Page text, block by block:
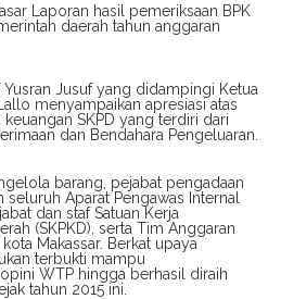
Laporan hasil pemeriksaan BPK
daerah tahun anggaran
Yusran Jusuf yang didampingi Ketua
menyampaikan apresiasi atas
SKPD yang terdiri dari
dan Bendahara Pengeluaran.
barang, pejabat pengadaan
seluruh Aparat Pengawas Internal
dan staf Satuan Kerja
(SKPKD), serta Tim Anggaran
Makassar. Berkat upaya
terbukti mampu
WTP hingga berhasil diraih
tahun 2015 ini.